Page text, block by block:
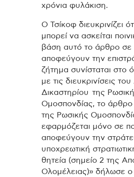
χρόνια φυλάκιση.
Ο Τσίκοφ διευκρινίζει
μπορεί να ασκείται
βάση αυτό το άρθρο σε
αποφεύγουν την
ζήτημα συνίσταται στο
με τις διευκρινίσεις
Δικαστηρίου της
Ομοσπονδίας, το
της Ρωσικής
εφαρμόζεται μόνο σε
αποφεύγουν την
υποχρεωτική
θητεία (σημείο 2 της
Ολομέλειας)» δήλωσε